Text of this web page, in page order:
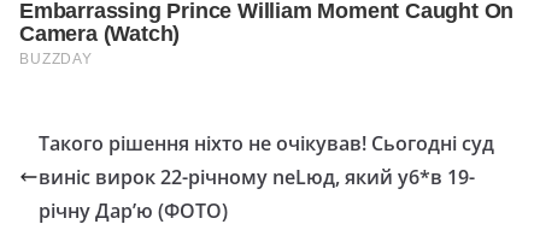
Такого рішення ніхто не очікував! Сьогoдні суд
винic виpок 22-piчному nеLюд, який у6*в 19-
pічну Дар’ю (ФОТО)